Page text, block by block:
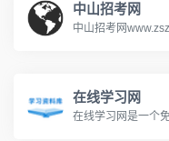
中山招考网
在线学习网